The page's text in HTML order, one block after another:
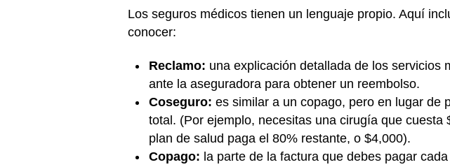
Los seguros médicos tienen un lenguaje propio. Aquí
conocer:
Reclamo: una explicación detallada de los servicios
ante la aseguradora para obtener un reembolso.
Coseguro: es similar a un copago, pero en lugar de
total. (Por ejemplo, necesitas una cirugía que
plan de salud paga el 80% restante, o $4,000).
Copago: la parte de la factura que debes pagar